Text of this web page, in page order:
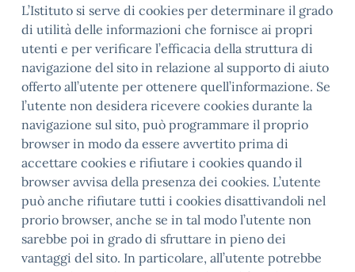
L’Istituto si serve di cookies per determinare il grado
di utilità delle informazioni che fornisce ai propri
utenti e per verificare l’efficacia della struttura di
navigazione del sito in relazione al supporto di aiuto
offerto all’utente per ottenere quell’informazione. Se
l’utente non desidera ricevere cookies durante la
navigazione sul sito, può programmare il proprio
browser in modo da essere avvertito prima di
accettare cookies e rifiutare i cookies quando il
browser avvisa della presenza dei cookies. L’utente
può anche rifiutare tutti i cookies disattivandoli nel
prorio browser, anche se in tal modo l’utente non
sarebbe poi in grado di sfruttare in pieno dei
vantaggi del sito. In particolare, all’utente potrebbe